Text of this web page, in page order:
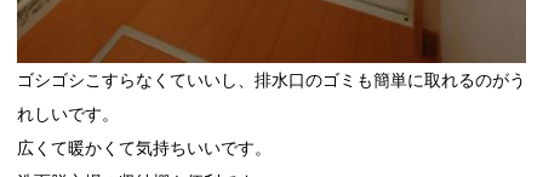
ゴシゴシこすらなくていいし、排水口のゴミも簡単に取れるのがう
れしいです。
広くて暖かくて気持ちいいです。